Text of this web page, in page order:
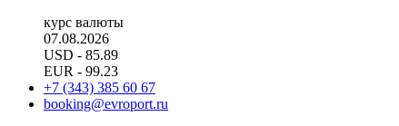
курс валюты
07.08.2026
USD - 85.89
EUR - 99.23
+7 (343) 385 60 67
booking@evroport.ru